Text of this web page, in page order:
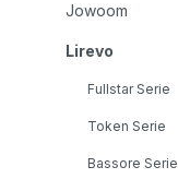
Jowoom
Lirevo
Fullstar Serie
Token Serie
Bassore Serie